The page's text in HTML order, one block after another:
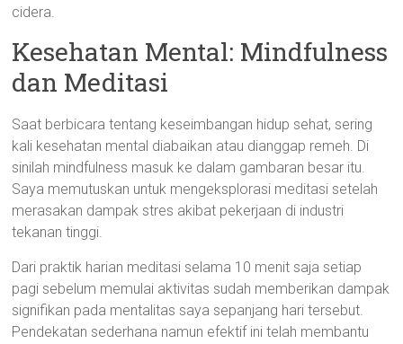
cidera.
Kesehatan Mental: Mindfulness
dan Meditasi
Saat berbicara tentang keseimbangan hidup sehat, sering
kali kesehatan mental diabaikan atau dianggap remeh. Di
sinilah mindfulness masuk ke dalam gambaran besar itu.
Saya memutuskan untuk mengeksplorasi meditasi setelah
merasakan dampak stres akibat pekerjaan di industri
tekanan tinggi.
Dari praktik harian meditasi selama 10 menit saja setiap
pagi sebelum memulai aktivitas sudah memberikan dampak
signifikan pada mentalitas saya sepanjang hari tersebut.
Pendekatan sederhana namun efektif ini telah membantu